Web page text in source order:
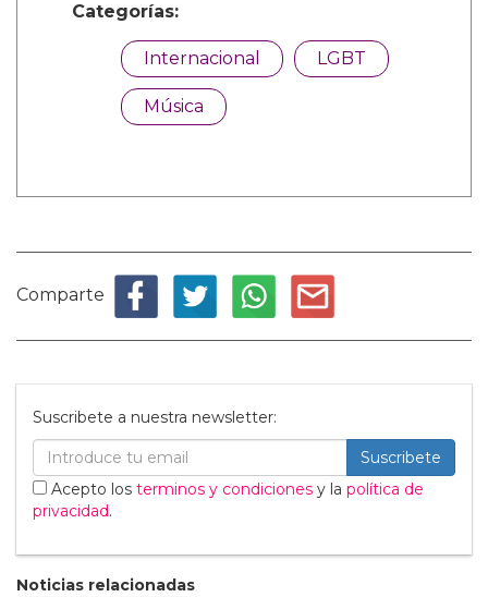
Categorías:
Internacional LGBT
Música
Comparte
Suscribete a nuestra newsletter:
Suscribete
Acepto los terminos y condiciones y la política de
privacidad.
Noticias relacionadas